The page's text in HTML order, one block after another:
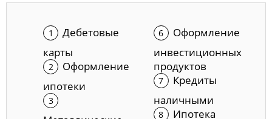
Дебетовые
карты
Оформление
ипотеки
Оформление
инвестиционных
продуктов
Кредиты
наличными
Ипотека